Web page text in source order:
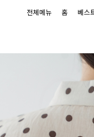
전체메뉴 홈 베스